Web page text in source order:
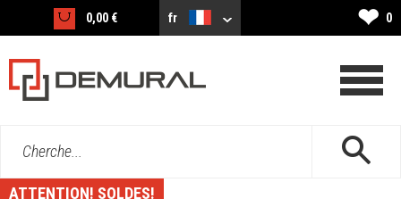
0,00 € fr ❤ 0
Cherche...
ATTENTION! SOLDES!